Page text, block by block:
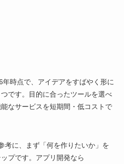
年時点で、アイデアをすばやく形に
です。目的に合ったツールを選べ
なサービスを短期間・低コストで
考に、まず「何を作りたいか」を
プです。アプリ開発なら